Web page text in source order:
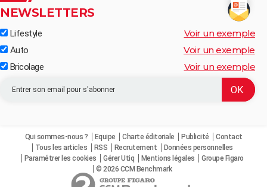
NEWSLETTERS
Lifestyle Voir un exemple
Auto Voir un exemple
Bricolage Voir un exemple
Qui sommes-nous ? Equipe Charte éditoriale Publicité
Contact
Tous les articles
RSS Recrutement
Données personnelles
Paramétrer les cookies
Gérer Utiq Mentions légales
Groupe Figaro
© 2026 CCM Benchmark